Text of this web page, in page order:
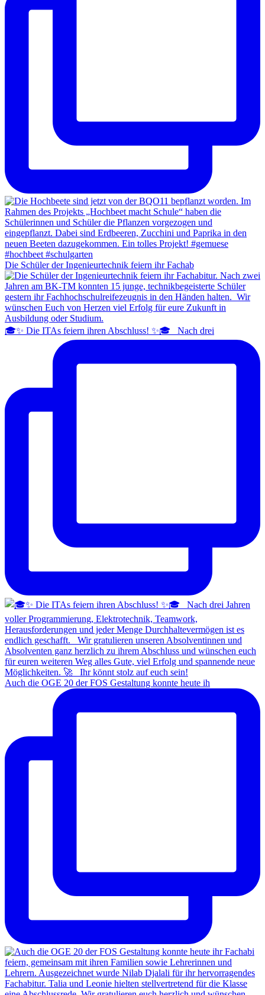
Die Schüler der Ingenieurtechnik feiern ihr Fachab
🎓✨ Die ITAs feiern ihren Abschluss! ✨🎓 Nach drei
Auch die OGE 20 der FOS Gestaltung konnte heute ih